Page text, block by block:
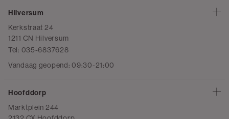
Hilversum
Kerkstraat 24
1211 CN Hilversum
Tel: 035-6837628
Vandaag geopend: 09:30-21:00
Hoofddorp
Marktplein 244